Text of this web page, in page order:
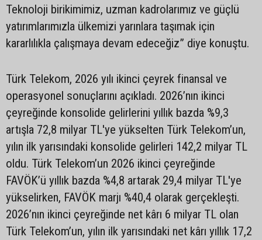
Teknoloji birikimimiz, uzman kadrolarımız ve güçlü
yatırımlarımızla ülkemizi yarınlara taşımak için
kararlılıkla çalışmaya devam edeceğiz” diye konuştu.
Türk Telekom, 2026 yılı ikinci çeyrek finansal ve
operasyonel sonuçlarını açıkladı. 2026’nın ikinci
çeyreğinde konsolide gelirlerini yıllık bazda %9,3
artışla 72,8 milyar TL'ye yükselten Türk Telekom’un,
yılın ilk yarısındaki konsolide gelirleri 142,2 milyar TL
oldu. Türk Telekom’un 2026 ikinci çeyreğinde
FAVÖK’ü yıllık bazda %4,8 artarak 29,4 milyar TL'ye
yükselirken, FAVÖK marjı %40,4 olarak gerçekleşti.
2026’nın ikinci çeyreğinde net kârı 6 milyar TL olan
Türk Telekom’un, yılın ilk yarısındaki net kârı yıllık 17,2